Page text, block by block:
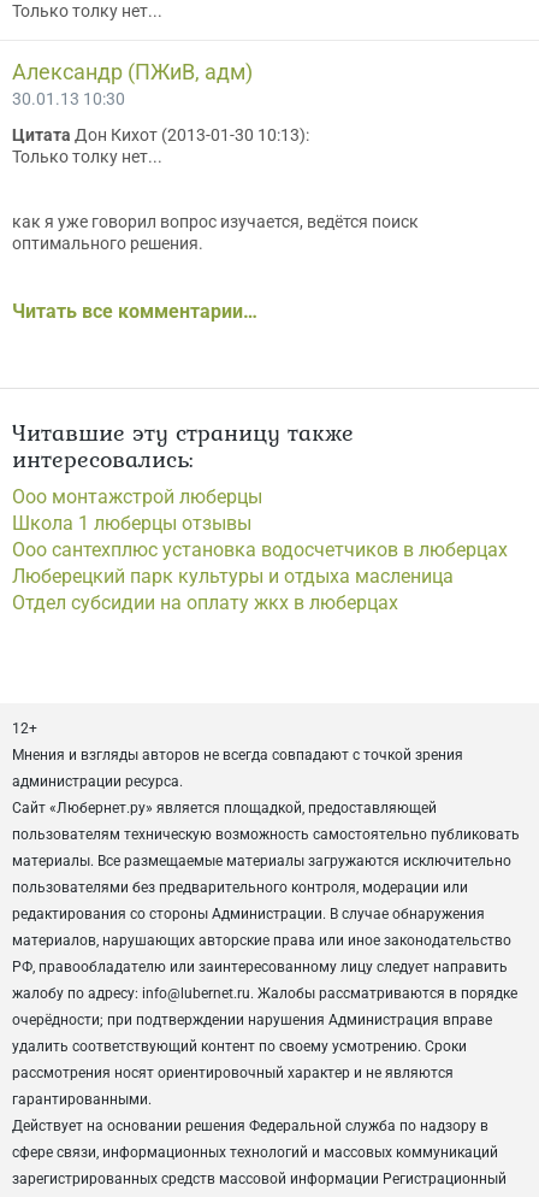
Только толку нет...
Александр (ПЖиВ, адм)
30.01.13 10:30
Цитата Дон Кихот (2013-01-30 10:13):
Только толку нет...
как я уже говорил вопрос изучается, ведётся поиск
оптимального решения.
Читать все комментарии…
Читавшие эту страницу также
интересовались:
Ооо монтажстрой люберцы
Школа 1 люберцы отзывы
Ооо сантехплюс установка водосчетчиков в люберцах
Люберецкий парк культуры и отдыха масленица
Отдел субсидии на оплату жкх в люберцах
12+
Мнения и взгляды авторов не всегда совпадают с точкой зрения
администрации ресурса.
Сайт «Любернет.ру» является площадкой, предоставляющей
пользователям техническую возможность самостоятельно публиковать
материалы. Все размещаемые материалы загружаются исключительно
пользователями без предварительного контроля, модерации или
редактирования со стороны Администрации. В случае обнаружения
материалов, нарушающих авторские права или иное законодательство
РФ, правообладателю или заинтересованному лицу следует направить
жалобу по адресу: info@lubernet.ru. Жалобы рассматриваются в порядке
очерёдности; при подтверждении нарушения Администрация вправе
удалить соответствующий контент по своему усмотрению. Сроки
рассмотрения носят ориентировочный характер и не являются
гарантированными.
Действует на основании решения Федеральной служба по надзору в
сфере связи, информационных технологий и массовых коммуникаций
зарегистрированных средств массовой информации Регистрационный